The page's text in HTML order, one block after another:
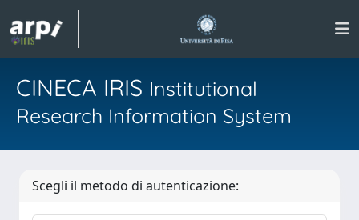
CINECA IRIS Institutional
Research Information System
Scegli il metodo di autenticazione: